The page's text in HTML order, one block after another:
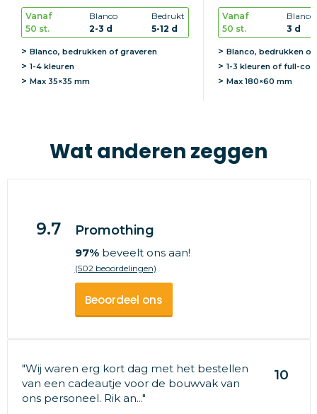
Vanaf
50 st.
Blanco
2-3 d
Bedrukt
5-12 d
Blanco, bedrukken of graveren
1-4 kleuren
Max 35×35 mm
Vanaf
50 st.
Blanco
3 d
Blanco, bedrukken of
1-3 kleuren of full-
Max180×60 mm
Wat anderen zeggen
9.7 Promothing
97%beveelt ons aan!
(502 beoordelingen)
Beoordeel ons
"Wij waren erg kort dag met het bestellen
van een cadeautje voor de bouwvak van
ons personeel. Rik an..."
10